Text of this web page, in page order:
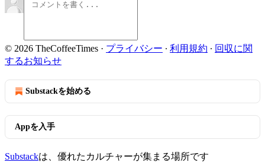
© 2026 TheCoffeeTimes · プライバシー ∙ 利用規約 ∙ 回収に関
するお知らせ
Substackを始める
Appを入手
Substackは、優れたカルチャーが集まる場所です